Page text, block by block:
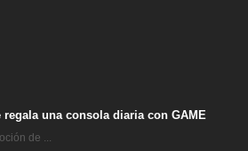
regala una consola diaria con GAME
de ...